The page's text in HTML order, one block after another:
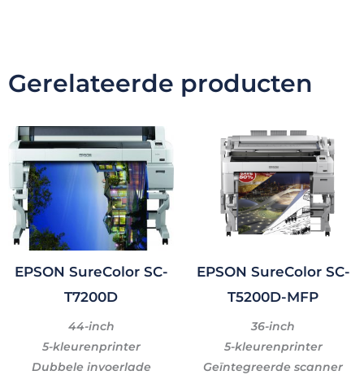
n
Gerelateerde producten
EPSON SureColor SC-
T7200D
44-inch
5-kleurenprinter
Dubbele invoerlade
EPSON SureColor SC-
T5200D-MFP
36-inch
5-kleurenprinter
Geïntegreerde scanner